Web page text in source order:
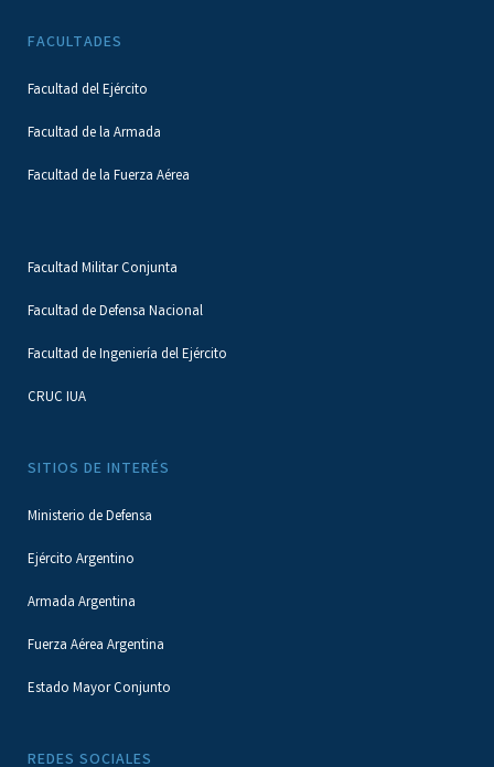
FACULTADES
Facultad del Ejército
Facultad de la Armada
Facultad de la Fuerza Aérea
Facultad Militar Conjunta
Facultad de Defensa Nacional
Facultad de Ingeniería del Ejército
CRUC IUA
SITIOS DE INTERÉS
Ministerio de Defensa
Ejército Argentino
Armada Argentina
Fuerza Aérea Argentina
Estado Mayor Conjunto
REDES SOCIALES